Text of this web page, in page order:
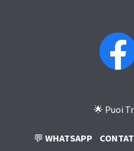
🌟 Puoi
💬 WHATSAPP